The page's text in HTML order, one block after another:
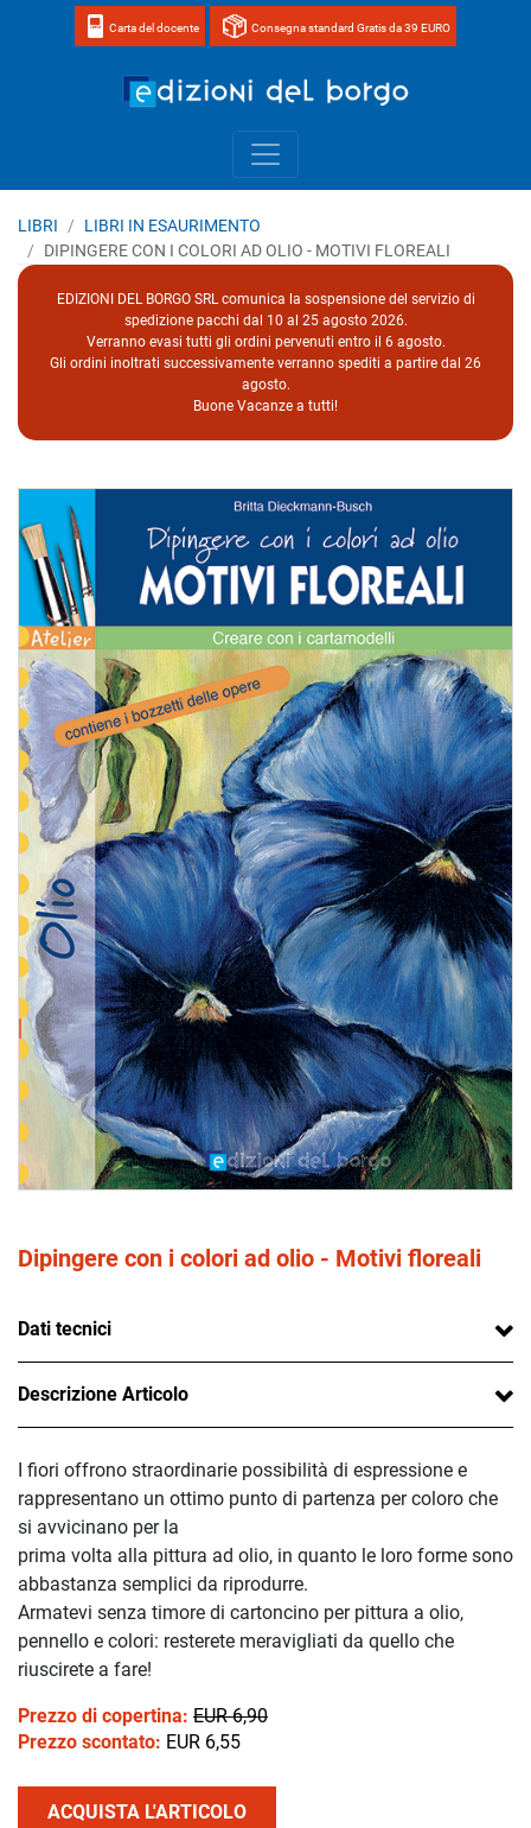
Carta del docente Consegna standard Gratis da 39 EURO
LIBRI
LIBRI IN ESAURIMENTO
DIPINGERE CON I COLORI AD OLIO - MOTIVI FLOREALI
EDIZIONI DEL BORGO SRL comunica la sospensione del servizio di
spedizione pacchi dal 10 al 25 agosto 2026.
Verranno evasi tutti gli ordini pervenuti entro il 6 agosto.
Gli ordini inoltrati successivamente verranno spediti a partire dal 26
agosto.
Buone Vacanze a tutti!
Dipingere con i colori ad olio - Motivi floreali
Dati tecnici
Descrizione Articolo
I fiori offrono straordinarie possibilità di espressione e
rappresentano un ottimo punto di partenza per coloro che
si avvicinano per la
prima volta alla pittura ad olio, in quanto le loro forme sono
abbastanza semplici da riprodurre.
Armatevi senza timore di cartoncino per pittura a olio,
pennello e colori: resterete meravigliati da quello che
riuscirete a fare!
Prezzo di copertina: EUR 6,90
Prezzo scontato: EUR 6,55
ACQUISTA L'ARTICOLO